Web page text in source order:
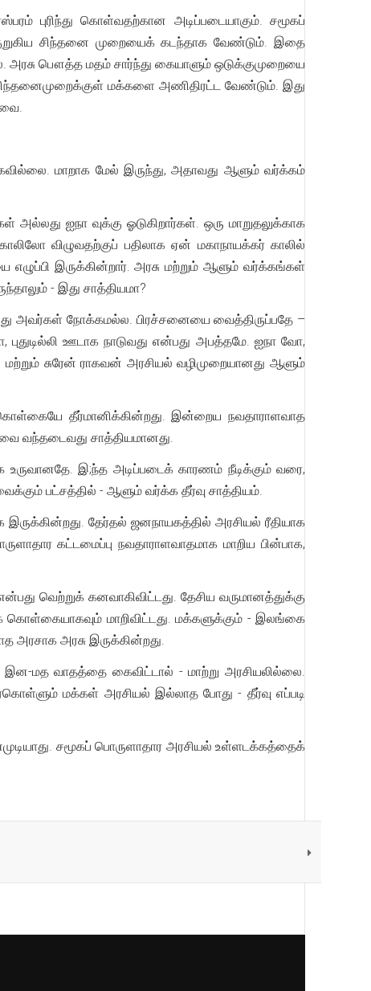
புரிந்து கொள்வதற்கான அடிப்படையாகும். சமூகப்
சிந்தனை முறையைக் கடந்தாக வேண்டும். இதை
பௌத்த மதம் சார்ந்து கையாளும் ஒடுக்குமுறையை
மக்களை அணிதிரட்ட வேண்டும். இது
மாறாக மேல் இருந்து, அதாவது ஆளும் வர்க்கம்
அல்லது ஐநா வுக்கு ஓடுகிறார்கள். ஒரு மாறுதலுக்காக
விழுவதற்குப் பதிலாக ஏன் மகாநாயக்கர் காலில்
எழுப்பி இருக்கின்றார். அரசு மற்றும் ஆளும் வர்க்கங்கள்
- இது சாத்தியமா?
அவர்கள் நோக்கமல்ல. பிரச்சனையை வைத்திருப்பதே –
ஊடாக நாடுவது என்பது அபத்தமே. ஐநா வோ,
மற்றும் சுரேன் ராகவன் அரசியல் வழிமுறையானது ஆளும்
தீர்மானிக்கின்றது. இன்றைய நவதாராளவாத
வந்தடைவது சாத்தியமானது.
உருவானதே. இ;ந்த அடிப்படைக் காரணம் நீடிக்கும் வரை,
பட்சத்தில் - ஆளும் வர்க்க தீர்வு சாத்தியம்.
தேர்தல் ஜனநாயகத்தில் அரசியல் ரீதியாக
கட்டமைப்பு நவதாராளவாதமாக மாறிய பின்பாக,
வெற்றுக் கனவாகிவிட்டது. தேசிய வருமானத்துக்கு
கொள்கையாகவும் மாறிவிட்டது. மக்களுக்கும் - இலங்கை
அரசாக அரசு இருக்கின்றது.
மத வாதத்தை கைவிட்டால் - மாற்று அரசியலில்லை.
மக்கள் அரசியல் இல்லாத போது - தீர்வு எப்படி
சமூகப் பொருளாதார அரசியல் உள்ளடக்கத்தைக்